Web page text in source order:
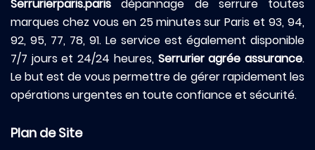
Serrurierparis.paris dépannage de serrure toutes
marques chez vous en 25 minutes sur Paris et 93, 94,
92, 95, 77, 78, 91. Le service est également disponible
7/7 jours et 24/24 heures, Serrurier agrée assurance.
Le but est de vous permettre de gérer rapidement les
opérations urgentes en toute confiance et sécurité.
Plan de Site